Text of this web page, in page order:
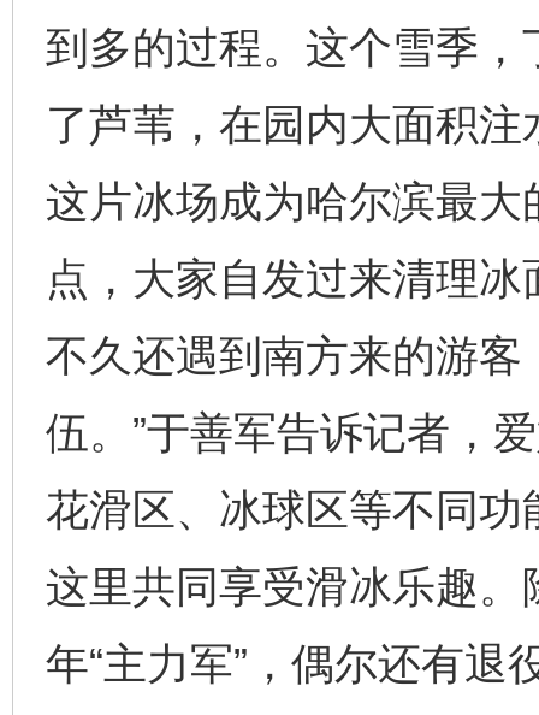
到多的过程。这个雪季
了芦苇，在园内大面积
这片冰场成为哈尔滨最大
点，大家自发过来清理
不久还遇到南方来的游
伍。”于善军告诉记者，
花滑区、冰球区等不同
这里共同享受滑冰乐趣
年“主力军”，偶尔还有退